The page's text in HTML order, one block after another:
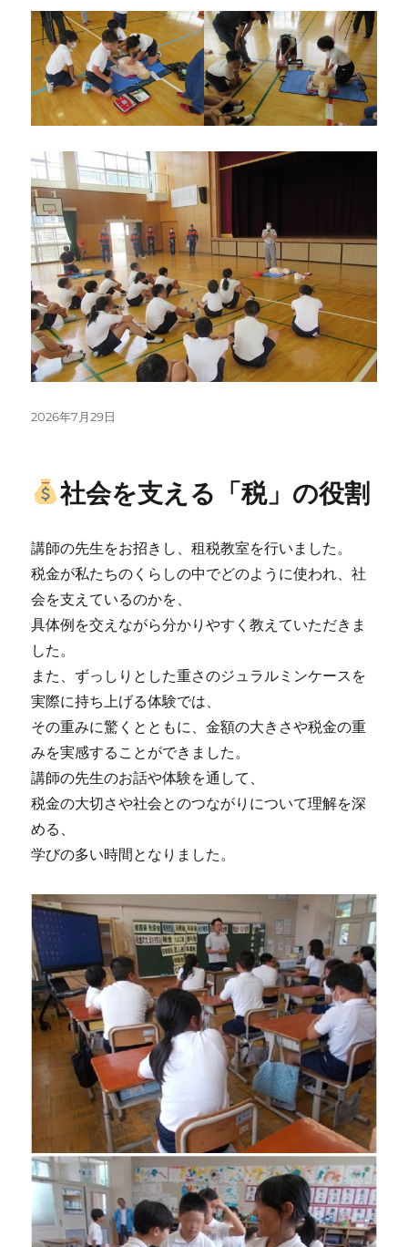
投
2026年7月29日
社会を支える「税」の役割
講師の先生をお招きし、租税教室を行いました。
税金が私たちのくらしの中でどのように使われ、社
会を支えているのかを、
具体例を交えながら分かりやすく教えていただきま
した。
また、ずっしりとした重さのジュラルミンケースを
実際に持ち上げる体験では、
その重みに驚くとともに、金額の大きさや税金の重
みを実感することができました。
講師の先生のお話や体験を通して、
税金の大切さや社会とのつながりについて理解を深
める、
学びの多い時間となりました。